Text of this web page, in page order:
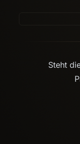
Steht